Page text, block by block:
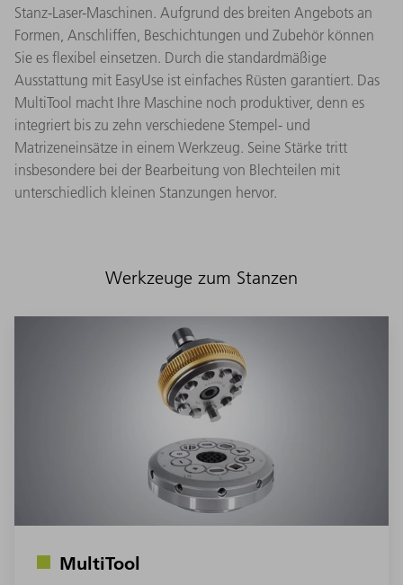
Stanz-Laser-Maschinen. Aufgrund des breiten Angebots an
Formen, Anschliffen, Beschichtungen und Zubehör können
Sie es flexibel einsetzen. Durch die standardmäßige
Ausstattung mit EasyUse ist einfaches Rüsten garantiert. Das
MultiTool macht Ihre Maschine noch produktiver, denn es
integriert bis zu zehn verschiedene Stempel- und
Matrizeneinsätze in einem Werkzeug. Seine Stärke tritt
insbesondere bei der Bearbeitung von Blechteilen mit
unterschiedlich kleinen Stanzungen hervor.
Werkzeuge zum Stanzen
MultiTool